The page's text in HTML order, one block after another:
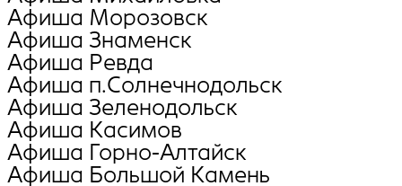
Афиша Морозовск
Афиша Знаменск
Афиша Ревда
Афиша п.Солнечнодольск
Афиша Зеленодольск
Афиша Касимов
Афиша Горно-Алтайск
Афиша Большой Камень